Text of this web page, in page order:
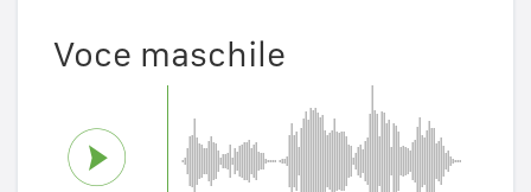
Voce maschile